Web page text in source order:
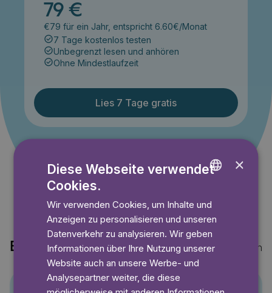
79 €
€79 für ein Jahr, entspricht 6.60€/Monat
7 Tage kostenlos testen
Unbegrenzt lesen und anhören
Ohne Mindestlaufzeit
Lies 7 Tage gratis
Neukunden.
Entdecke auch Mehr anzeigen
GERMAN
×
Diese Webseite verwendet
Cookies.
Wir verwenden Cookies, um Inhalte und
Anzeigen zu personalisieren und unseren
Datenverkehr zu analysieren. Wir geben
Informationen über Ihre Nutzung unserer
Website auch an unsere Werbe- und
Analysepartner weiter, die diese